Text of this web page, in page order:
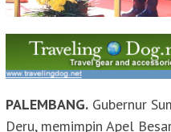
PALEMBANG. Gubernur
Deru, memimpin Apel